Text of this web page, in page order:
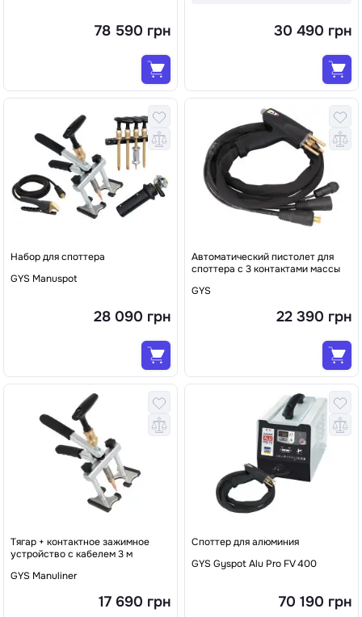
78 590 грн 30 490 грн
Набор для споттера
GYS Manuspot
28 090 грн
Автоматический пистолет для
споттера с 3 контактами массы
GYS
22 390 грн
Тягар + контактное зажимное
устройство с кабелем 3 м
GYS Manuliner
17 690 грн
Споттер для алюминия
GYS Gyspot Alu Pro FV 400
70 190 грн